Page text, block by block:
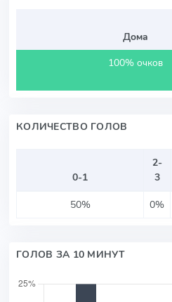
Дома
100% очков
КОЛИЧЕСТВО ГОЛОВ
0-1
2-
3
50%
0%
ГОЛОВ ЗА 10 МИНУТ